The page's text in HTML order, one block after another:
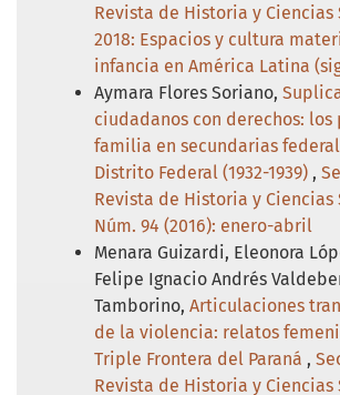
Revista de Historia y Ciencias
2018: Espacios y cultura
infancia en América Latina
Aymara Flores Soriano,
ciudadanos con derechos: los
familia en secundarias
Distrito Federal (1932-1939) ,
Revista de Historia y Ciencias
Núm. 94 (2016): enero-abril
Menara Guizardi, Eleonora
Felipe Ignacio Andrés
Tamborino, Articulaciones
de la violencia: relatos
Triple Frontera del Paraná ,
Revista de Historia y Ciencias